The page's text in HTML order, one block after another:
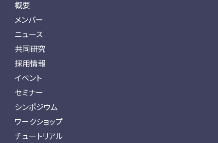
概要
メンバー
ニュース
共同研究
採用情報
イベント
セミナー
シンポジウム
ワークショップ
チュートリアル